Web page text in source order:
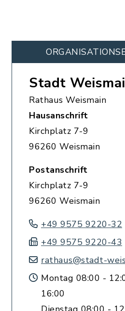
Stadt
Rathaus Weismain
Hausanschrift
Kirchplatz 7-9
96260 Weismain
Postanschrift
Kirchplatz 7-9
96260 Weismain
+49 9575 9220-32
+49 9575 9220-43
rathaus@stadt-
Montag 08:00 -
16:00